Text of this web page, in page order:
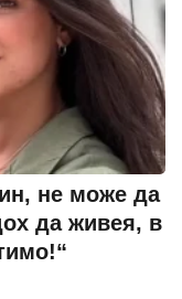
не може да
да живея, в